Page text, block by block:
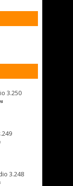
3.250
3.248